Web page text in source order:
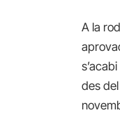
A la
des